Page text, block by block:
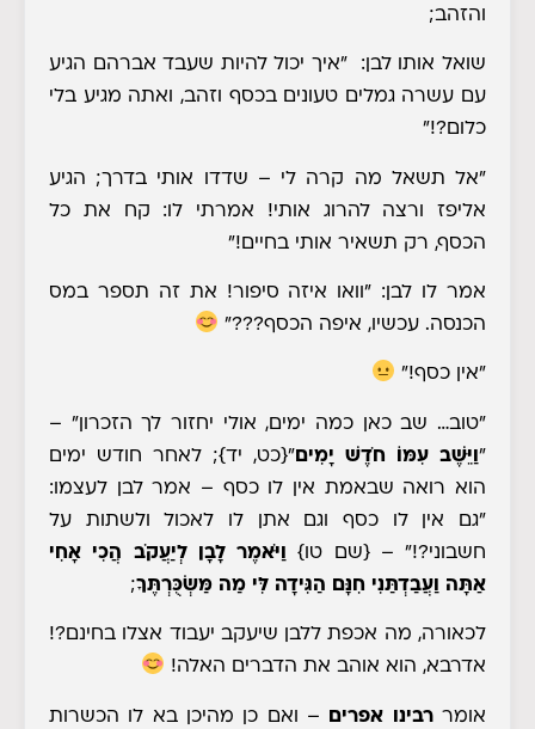
והזהב;
שואל אותו לבן: "איך יכול להיות שעבד אברהם הגיע
עם עשרה גמלים טעונים בכסף וזהב, ואתה מגיע בלי
כלום?!"
"אל תשאל מה קרה לי – שדדו אותי בדרך; הגיע
אליפז ורצה להרוג אותי! אמרתי לו: קח את כל
הכסף, רק תשאיר אותי בחיים!"
אמר לו לבן: "וואו איזה סיפור! את זה תספר במס
הכנסה. עכשיו, איפה הכסף???"
"אין כסף!"
"טוב… שב כאן כמה ימים, אולי יחזור לך הזכרון" –
" וַיֵּשֶׁב עִמּוֹ חֹדֶשׁ יָמִים "{כט, יד}; לאחר חודש ימים
הוא רואה שבאמת אין לו כסף – אמר לבן לעצמו:
"גם אין לו כסף וגם אתן לו לאכול ולשתות על
חשבוני?!" –{שם טו}
וַיֹּאמֶר לָבָן לְיַעֲקֹב הֲכִי אָחִי
אַתָּה וַעֲבַדְתַּנִי חִנָּם הַגִּידָה לִּי מַה מַּשְׂכֻּרְתֶּךָ;
לכאורה, מה אכפת ללבן שיעקב יעבוד אצלו בחינם?!
אדרבא, הוא אוהב את הדברים האלה!
אומררבינו אפרים
– ואם כן מהיכן בא לו הכשרות